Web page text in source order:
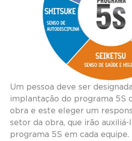
Um pessoa deve ser
implantação do programa 5S
obra e este eleger um
setor da obra, que irão
programa 5S em cada equipe.